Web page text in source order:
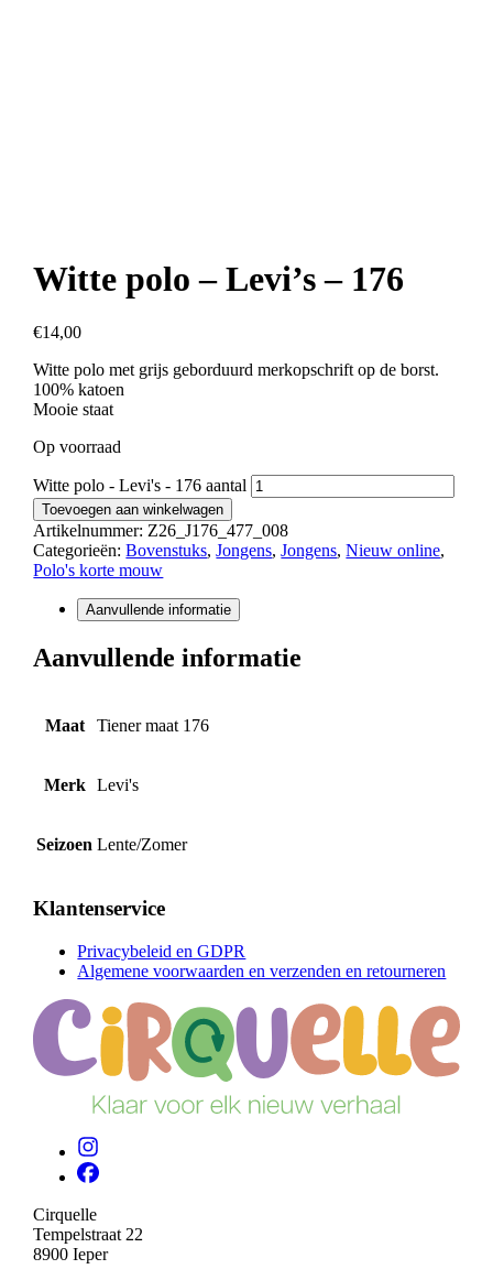
Witte polo – Levi’s – 176
€14,00
Witte polo met grijs geborduurd merkopschrift op de borst.
100% katoen
Mooie staat
Op voorraad
Witte polo - Levi's - 176 aantal
Toevoegen aan winkelwagen
Artikelnummer:Z26_J176_477_008
Categorieën:Bovenstuks,Jongens,Jongens,Nieuw online,
Polo's korte mouw
Aanvullende informatie
Aanvullende informatie
Maat Tiener maat 176
Merk Levi's
Seizoen Lente/Zomer
Klantenservice
Privacybeleid en GDPR
Algemene voorwaarden en verzenden en retourneren
Cirquelle
Tempelstraat 22
8900 Ieper